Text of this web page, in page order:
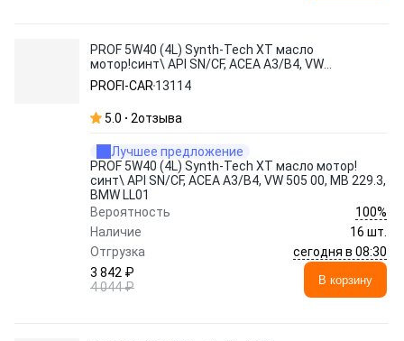
PROF 5W40 (4L) Synth-Tech XT масло
мотор!синт\ API SN/CF, ACEA A3/B4, VW
505 00, MB 229.3, BMW LL01
PROFI-CAR 13114
5.0 2отзыва
Лучшее предложение
PROF 5W40 (4L) Synth-Tech XT масло мотор!
синт\ API SN/CF, ACEA A3/B4, VW 505 00, MB 229.3,
BMW LL01
Вероятность
100%
Наличие
16 шт.
Отгрузка
сегодня в 08:30
3 842 ₽
4 044 ₽
В корзину